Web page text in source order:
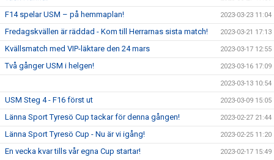
F14 spelar USM – på hemmaplan! 2023-03-23 11:04
Fredagskvällen är räddad - Kom till Herrarnas sista match! 2023-03-21 17:13
Kvällsmatch med VIP-läktare den 24 mars 2023-03-17 12:55
Två gånger USM i helgen! 2023-03-16 17:09
2023-03-13 10:54
USM Steg 4 - F16 först ut 2023-03-09 15:05
Länna Sport Tyresö Cup tackar för denna gången! 2023-02-27 21:44
Länna Sport Tyresö Cup - Nu är vi igång! 2023-02-25 11:20
En vecka kvar tills vår egna Cup startar! 2023-02-17 15:49